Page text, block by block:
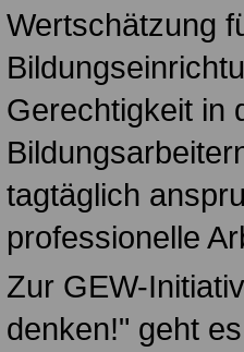
Wertschätzung
Gerechtigkeit in
tagtäglich
professionelle
Zur GEW-
denken!" geht